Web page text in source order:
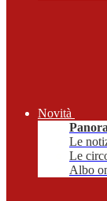
Novità
Le
Le
Albo